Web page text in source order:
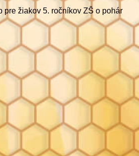
pre žiakov 5. ročníkov ZŠ o pohár